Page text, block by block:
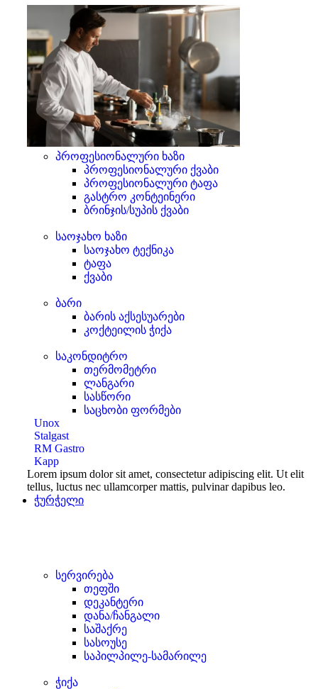
პროფესიონალური ხაზი
პროფესიონალური ქვაბი
პროფესიონალური ტაფა
გასტრო კონტეინერი
ბრინჯის/სუპის ქვაბი
საოჯახო ხაზი
საოჯახო ტექნიკა
ტაფა
ქვაბი
ბარი
ბარის აქსესუარები
კოქტეილის ჭიქა
საკონდიტრო
თერმომეტრი
ლანგარი
სასწორი
საცხობი ფორმები
Unox
Stalgast
RM Gastro
Kapp
Lorem ipsum dolor sit amet, consectetur adipiscing elit. Ut elit
tellus, luctus nec ullamcorper mattis, pulvinar dapibus leo.
ჭურჭელი
სერვირება
თეფში
დეკანტერი
დანა/ჩანგალი
საშაქრე
სასოუსე
საპილპილე-სამარილე
ჭიქა